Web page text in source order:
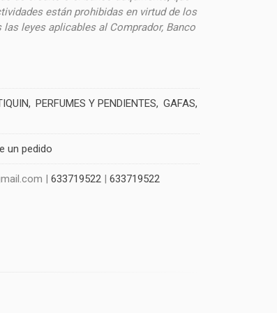
están prohibidas en virtud de los
leyes aplicables al Comprador, Banco
PERFUMES Y PENDIENTES
GAFAS
un pedido
| 633719522| 633719522